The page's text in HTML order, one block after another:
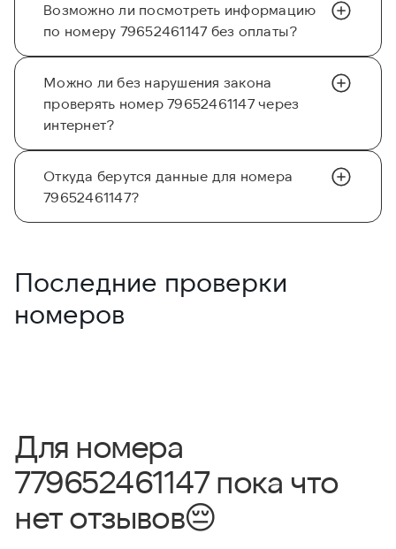
Возможно ли посмотреть информацию
по номеру 79652461147 без оплаты?
Можно ли без нарушения закона
проверять номер 79652461147 через
интернет?
Откуда берутся данные для номера
79652461147?
Последние проверки
номеров
Для номера
779652461147 пока что
нет отзывов😔